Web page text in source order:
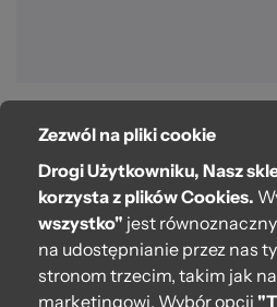
O bag
Pomoc
Moje O bag
Kontakt
Zezwól na pliki cookie
Drogi Użytkowniku, Nasz
korzysta z plików Cookies.
wszystko" jest
na udostępnianie przez nas
stronom trzecim, takim jak
marketingowi. Wybór opcji